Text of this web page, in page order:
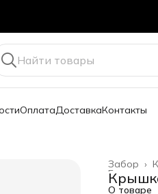
ОплатаДоставкаКонтакты
Забор ›
Главная ›
О товаре